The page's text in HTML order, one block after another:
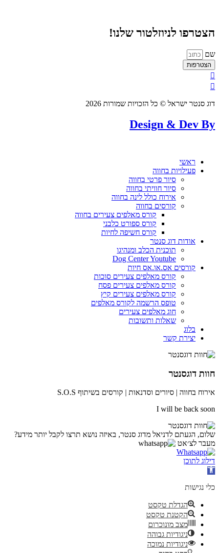
הצטרפו לניוזלטור שלנו!
שם
הצטרפות
דוג סנטר ישראל © כל הזכויות שמורות 2026
Design & Dev By
ראשי
פעילויות בחווה
סיור פרטי בחווה
סיור חוויתי בחווה
אירוח כולל לינה בחווה
קורסים בחווה
קורס מאלפים צעירים בחווה
קורס ספורט כלבני
קורס חשיפה לחיות
אודות דוג סנטר
תוכנית הכלב ומנהיגו
Dog Center Youtube
קורסים אס.או.אס חיות
קורס מאלפים צעירים סוכות
קורס מאלפים צעירים פסח
קורס מאלפים צעירים קיץ
טופס הרשמה לקורס מאלפים
חוג מאלפים צעירים
שאלות ותשובות
בלוג
יצירת קשר
חוות דוגסנטר
אירוח בחווה | סיורים וסדנאות | קורסים בשיתוף S.O.S
I will be back soon
שלום, הגעתם לדניאל מדוג סנטר, באיזה נושא תרצו לקבל יותר מידע?
מעבר לצ׳אט
דילוג לתוכן
פתח
נגישות
כלי נגישות
הגדלת טקסט
הקטנת טקסט
מצב מונוכרום
ניגודיות גבוהה
ניגודיות נמוכה